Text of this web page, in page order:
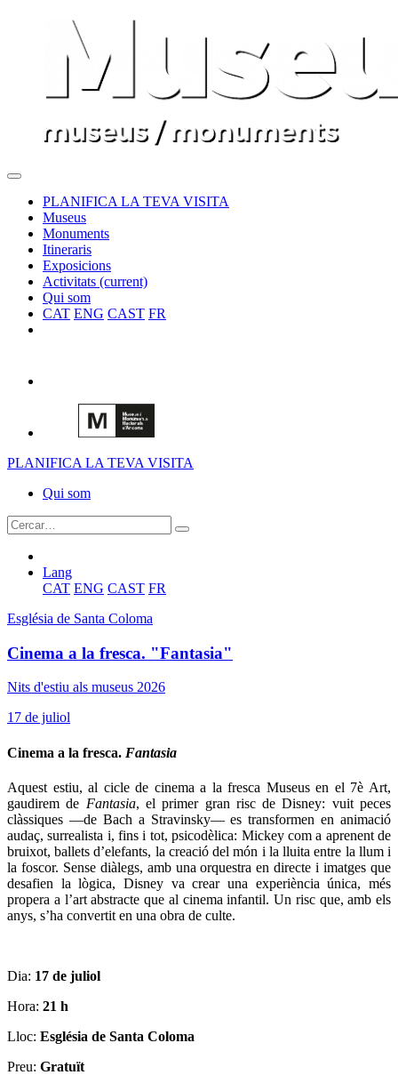
PLANIFICA LA TEVA VISITA
Museus
Monuments
Itineraris
Exposicions
Activitats (current)
Qui som
CAT ENG CAST FR
PLANIFICA LA TEVA VISITA
Qui som
Lang
CAT ENG CAST FR
Església de Santa Coloma
Cinema a la fresca. "Fantasia"
Nits d'estiu als museus 2026
17 de juliol
Cinema a la fresca. Fantasia
Aquest estiu, al cicle de cinema a la fresca Museus en el 7è Art,
gaudirem de Fantasia, el primer gran risc de Disney: vuit peces
clàssiques —de Bach a Stravinsky— es transformen en animació
audaç, surrealista i, fins i tot, psicodèlica: Mickey com a aprenent de
bruixot, ballets d’elefants, la creació del món i la lluita entre la llum i
la foscor. Sense diàlegs, amb una orquestra en directe i imatges que
desafien la lògica, Disney va crear una experiència única, més
propera a l’art abstracte que al cinema infantil. Un risc que, amb els
anys, s’ha convertit en una obra de culte.
Dia: 17 de juliol
Hora: 21 h
Lloc: Església de Santa Coloma
Preu: Gratuït